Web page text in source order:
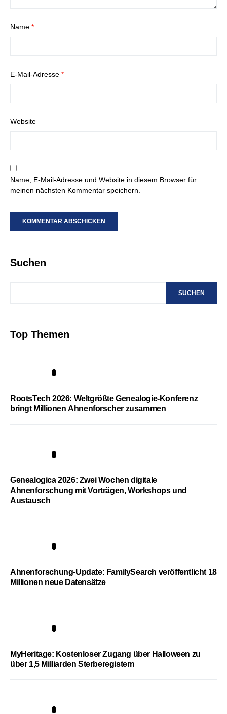
Name *
E-Mail-Adresse *
Website
Name, E-Mail-Adresse und Website in diesem Browser für
meinen nächsten Kommentar speichern.
Suchen
SUCHEN
Top Themen
RootsTech 2026: Weltgrößte Genealogie-Konferenz
bringt Millionen Ahnenforscher zusammen
Genealogica 2026: Zwei Wochen digitale
Ahnenforschung mit Vorträgen, Workshops und
Austausch
Ahnenforschung-Update: FamilySearch veröffentlicht 18
Millionen neue Datensätze
MyHeritage: Kostenloser Zugang über Halloween zu
über 1,5 Milliarden Sterberegistern